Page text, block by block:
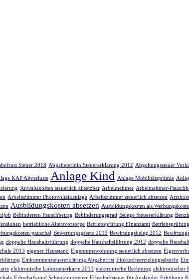
Steuer 2018 Abgabetermin Steuererklärung 2012 Abgeltungssteuer
KAP Altverluste Anlage Kind Anlage Mobilitätsprämie
Anwaltskosten steuerlich absetzbar Arbeitnehmer Arbeitnehmer-
Arbeitszimmer Photovoltaikanlage Arbeitszimmer steuerlich absetzen
Ausbildungskosten absetzen Ausbildungskosten als
Behinderten Pauschbetrag Behinderungsgrad Belege Steuererklärung
betriebliche Altersvorsorge Betriebsprüfung FInanzamt
pauschal Bewertungsgesetz 2012 Bewirtungsbeleg 2012
doppelte Haushaltsführung doppelte Haushaltsführung 2012 doppelte
2013 eigener Hausstand Eigentumswohnung steuerlich absetzen
Einkommensteuererklärung Abgabefrist Einkünfteerzielungsabsicht
elektronische Lohnsteuerkarte 2013 elektronische Rechnung elektronischer
Erbschaft-und Schenkungsteuer Erbschaftsteuer für Ausländer Erhöhung